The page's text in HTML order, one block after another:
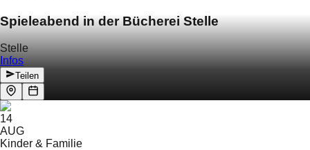
Spieleabend in der Bücherei Stelle
Stelle
Infos
Teilen
14
AUG
Kinder & Familie